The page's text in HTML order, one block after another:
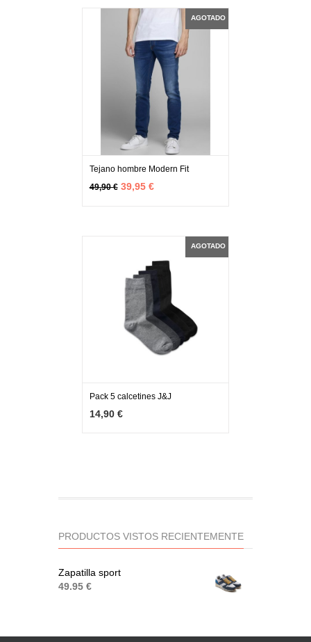
AGOTADO
AGOTADO
Tejano hombre Modern Fit
49,90 € 39,95 €
AGOTADO
AGOTADO
Pack 5 calcetines J&J
14,90 €
PRODUCTOS VISTOS RECIENTEMENTE
Zapatilla sport
49.95 €